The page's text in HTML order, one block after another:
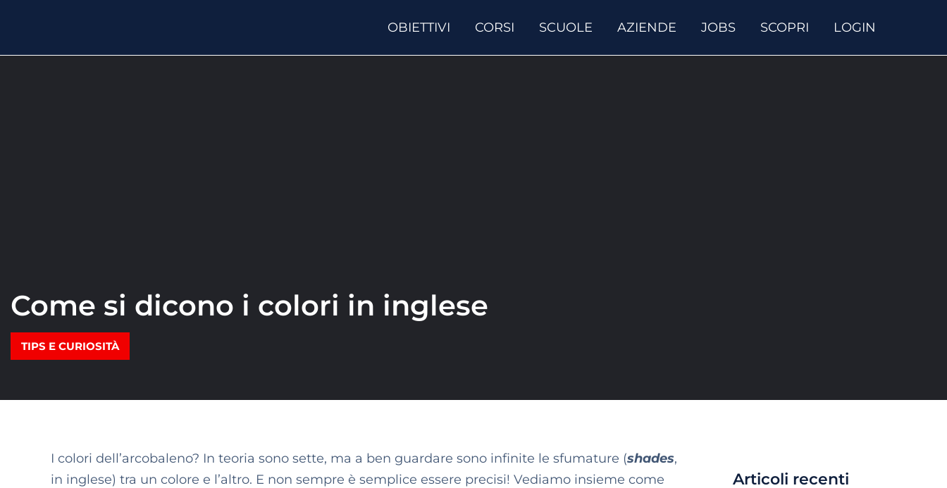
OBIETTIVI CORSI SCUOLE AZIENDE JOBS SCOPRI LOGIN
Come si dicono i colori in inglese
TIPS E CURIOSITÀ
I colori dell’arcobaleno? In teoria sono sette, ma a ben guardare sono infinite le sfumature (shades,
in inglese) tra un colore e l’altro. E non sempre è semplice essere precisi! Vediamo insieme come
Articoli recenti